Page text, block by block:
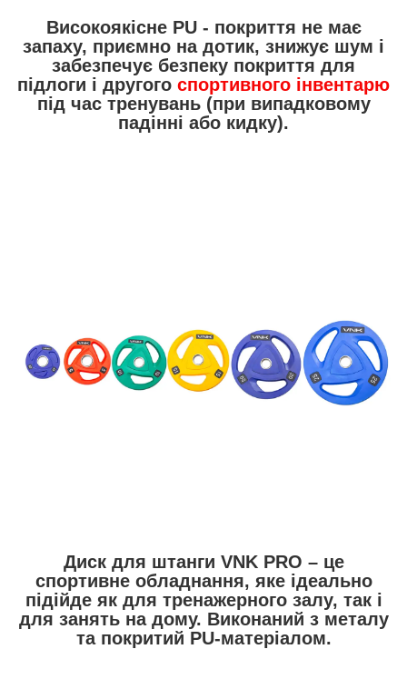
Високоякісне PU - покриття не має
запаху, приємно на дотик, знижує шум і
забезпечує безпеку покриття для
підлоги і другого спортивного інвентарю
під час тренувань (при випадковому
падінні або кидку).
Диск для штанги VNK PRO – це
спортивне обладнання, яке ідеально
підійде як для тренажерного залу, так і
для занять на дому. Виконаний з металу
та покритий PU-матеріалом.